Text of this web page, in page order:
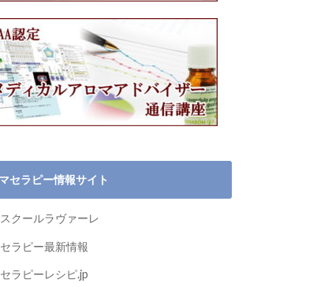
セラピー情報サイト
クールラヴァーレ
ラピー最新情報
ラピーレシピ.jp